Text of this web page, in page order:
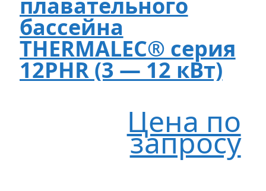
бассейна
THERMALEC® серия
12PHR (3 — 12 кВт)
Цена по
запросу